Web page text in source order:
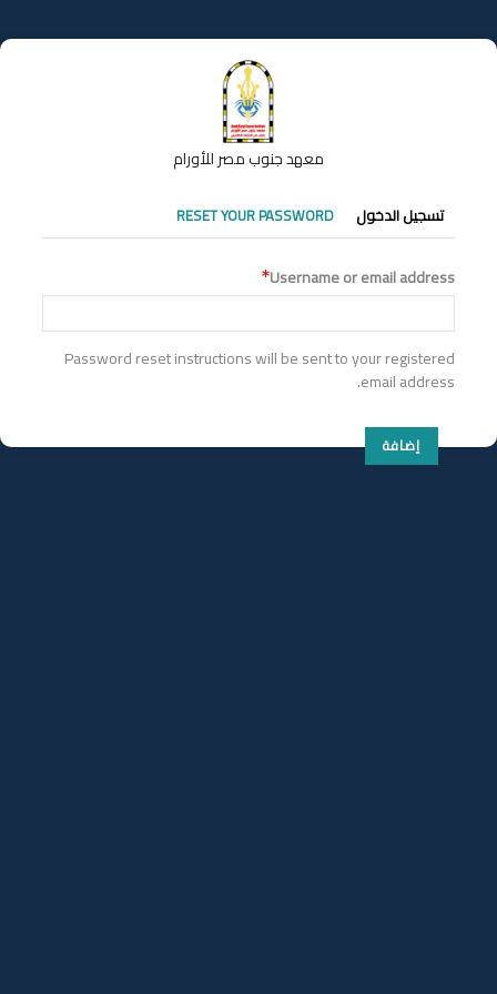
إلى
المحتوى
معهد جنوب مصر للأورام
التبويبات
الأساسية
تسجيل الدخول RESET YOUR PASSWORD
Username or email address
Password reset instructions will be sent to your registered
email address.